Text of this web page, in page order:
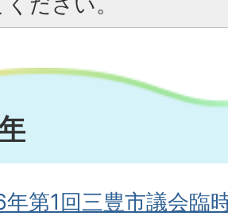
第1回三豊市議会臨